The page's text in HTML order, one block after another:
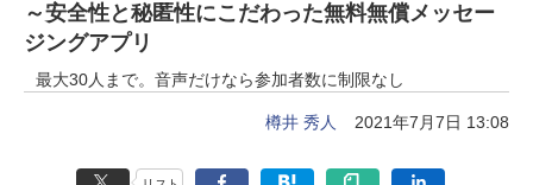
～安全性と秘匿性にこだわった無料無償メッセー
ジングアプリ
最大30人まで。音声だけなら参加者数に制限なし
樽井 秀人 2021年7月7日 13:08